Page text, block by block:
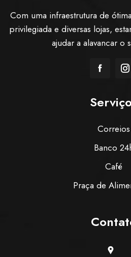
Com uma infraestrutura de
privilegiada e diversas lojas,
ajudar a alavancar o
Correios
Banco
Café
Praça de